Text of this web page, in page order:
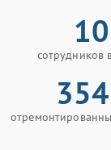
10
сотрудников